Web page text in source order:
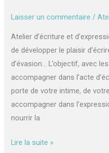
Laisser un commentaire /
Atelier d’écriture et
de développer le plaisir
d’évasion… L’objectif, avec
accompagner dans l’acte
porte de votre intime, de
accompagner dans
nourrir la
à
la
Bibliothèque
de
Caille
Lire la suite »